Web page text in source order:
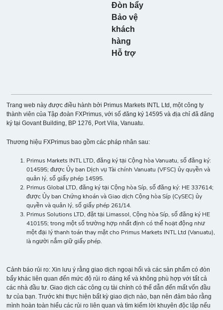
Đòn bẩy
Bảo vệ
khách
hàng
Hỗ trợ
Trang web này được điều hành bởi Primus Markets INTL Ltd, một công ty
thành viên của Tập đoàn FXPrimus, với số đăng ký 14595 và địa chỉ đã đăng
ký tại Govant Building, BP 1276, Port Vila, Vanuatu.
Thương hiệu FXPrimus bao gồm các pháp nhân sau:
Primus Markets INTL LTD, đăng ký tại Cộng hòa Vanuatu, số đăng ký:
014595; được Ủy ban Dịch vụ Tài chính Vanuatu (VFSC) ủy quyền và
quản lý, số giấy phép 14595.
Primus Global LTD, đăng ký tại Cộng hòa Síp, số đăng ký: HE 337614;
được Ủy ban Chứng khoán và Giao dịch Cộng hòa Síp (CySEC) ủy
quyền và quản lý, số giấy phép 261/14.
Primus Solutions LTD, đặt tại Limassol, Cộng hòa Síp, số đăng ký HE
410155; trong một số trường hợp nhất định có thể hoạt động như
một đại lý thanh toán thay mặt cho Primus Markets INTL Ltd (Vanuatu),
là người nắm giữ giấy phép.
Cảnh báo rủi ro: Xin lưu ý rằng giao dịch ngoại hối và các sản phẩm có đòn
bẩy khác liên quan đến mức độ rủi ro đáng kể và không phù hợp với tất cả
các nhà đầu tư. Giao dịch các công cụ tài chính có thể dẫn đến mất vốn đầu
tư của bạn. Trước khi thực hiện bất kỳ giao dịch nào, bạn nên đảm bảo rằng
mình hoàn toàn hiểu các rủi ro liên quan và tìm kiếm lời khuyên độc lập nếu